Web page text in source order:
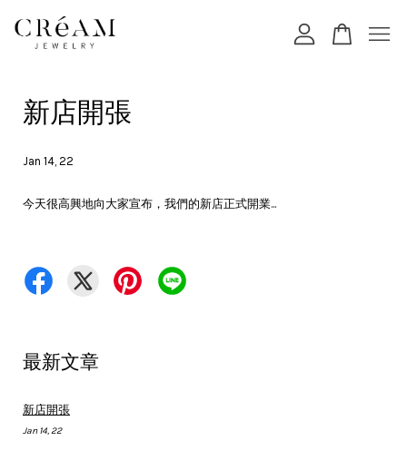
新店開張
Jan 14, 22
今天很高興地向大家宣布，我們的新店正式開業...
最新文章
新店開張
Jan 14, 22
您的購物車目前還是空的。